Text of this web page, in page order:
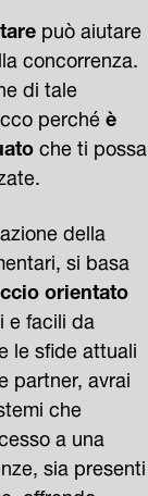
può aiutare
concorrenza.
di tale
perchéè
che ti possa
della
si basa
orientato
e facili da
le sfide attuali
partner, avrai
che
a una
sia presenti